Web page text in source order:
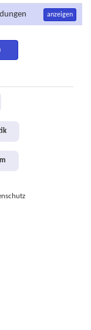
anzeigen